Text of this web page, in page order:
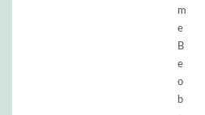
m
e
B
e
o
b